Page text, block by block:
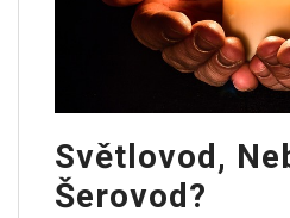
Světlovod,
Šerovod?